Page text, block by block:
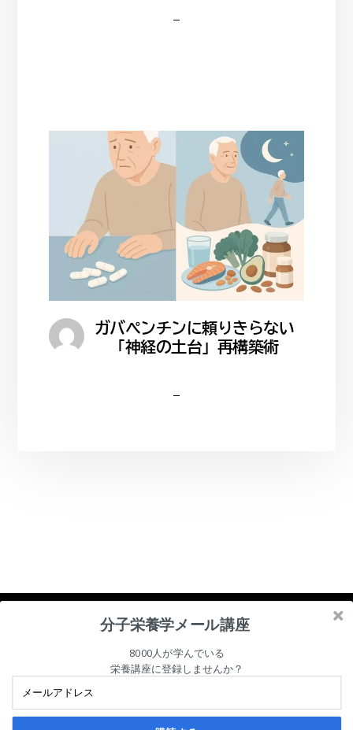
ガバペンチンに頼りきらない
「神経の土台」再構築術
Copyright © 2026 臨床分子栄養医学研究会
特定商取引法に基づく表記
分子栄養学メール講座
8000人が学んでいる
栄養講座に登録しませんか？